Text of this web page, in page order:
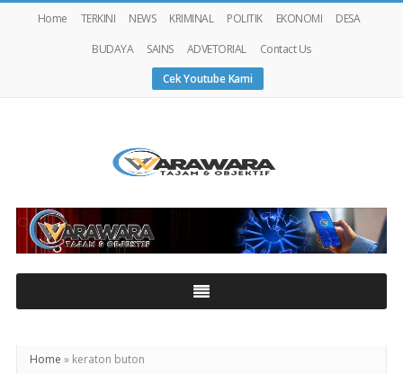
Home TERKINI NEWS KRIMINAL POLITIK EKONOMI
DESA
BUDAYA
SAINS ADVETORIAL
Contact Us
Cek Youtube Kami
Warawaranews
Home » keraton buton